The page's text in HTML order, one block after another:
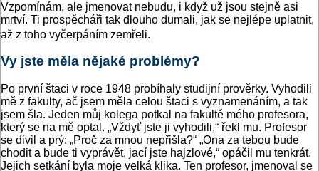
Vzpomínám, ale jmenovat nebudu, i když už jsou stejně asi
mrtví. Ti prospěcháři tak dlouho dumali, jak se nejlépe uplatnit,
až z toho vyčerpáním zemřeli.
Vy jste měla nějaké problémy?
Po první štaci v roce 1948 probíhaly studijní prověrky. Vyhodili
mě z fakulty, ač jsem měla celou štaci s vyznamenáním, a tak
jsem šla. Jeden můj kolega pot­kal na fakultě mého profesora,
který se na mě optal. „Vždyť jste ji vyhodili,“ řekl mu. Profesor
se divil a prý: „Proč za mnou nepřišla?“ „Ona za tebou bude
chodit a bude ti vyprávět, jací jste hajzlové,“ opáčil mu tenkrát.
Jejich setkání byla moje velká klika. Ten profesor, jmenoval se